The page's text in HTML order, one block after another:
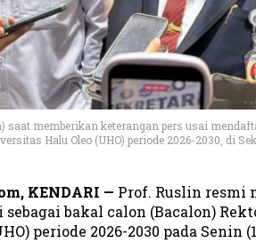
n
R
e
k
t
o
r
,
a
p
A
saat memberikan keterangan pers usai
Halu Oleo (UHO) periode 2026-2030, di
KENDARI — Prof. Ruslin resmi
bakal calon (Bacalon)
periode 2026-2030 pada Senin